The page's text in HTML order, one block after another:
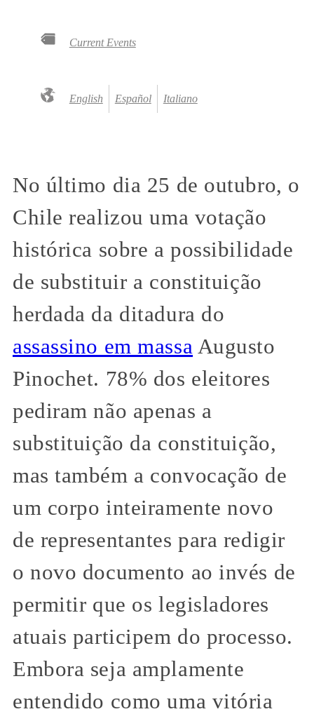
Current Events
English Español Italiano
No último dia 25 de outubro, o
Chile realizou uma votação
histórica sobre a possibilidade
de substituir a constituição
herdada da ditadura do
assassino em massa Augusto
Pinochet. 78% dos eleitores
pediram não apenas a
substituição da constituição,
mas também a convocação de
um corpo inteiramente novo
de representantes para redigir
o novo documento ao invés de
permitir que os legisladores
atuais participem do processo.
Embora seja amplamente
entendido como uma vitória